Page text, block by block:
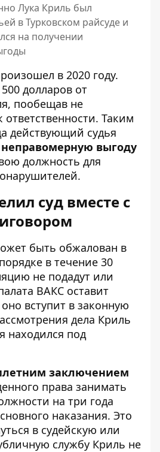
Лука Криль был
в Турковском райсуде и
на получении
в 2020 году.
долларов от
пообещав не
ответственности. Таким
действующий судья
неправомерную выгоду
должность для
суд вместе с
быть обжалован в
в течение 30
не подадут или
ВАКС оставит
вступит в законную
дела Криль
находился под
заключением
права занимать
на три года
наказания. Это
в судейскую или
службу Криль не